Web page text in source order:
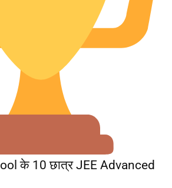
के 10 छात्र JEE Advanced